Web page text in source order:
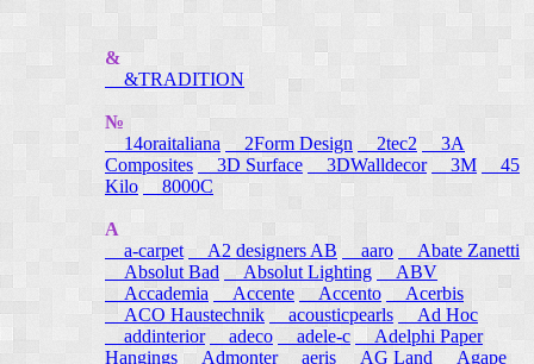
&
&TRADITION
№
14oraitaliana
2Form Design 2tec2
3A
Composites
3D Surface 3DWalldecor 3M
45
Kilo
8000C
A
a-carpet
A2 designers AB aaro
Abate Zanetti
Absolut Bad
Absolut Lighting
ABV
Accademia
Accente Accento
Acerbis
ACO Haustechnik
acousticpearls
Ad Hoc
addinterior
adeco adele-c
Adelphi Paper
Hangings Admonter aeris AG Land Agape